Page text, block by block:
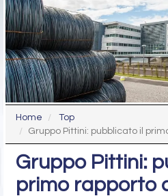
Home
Top
Gruppo Pittini: pubblicato il
Gruppo Pittini:
primo rapporto